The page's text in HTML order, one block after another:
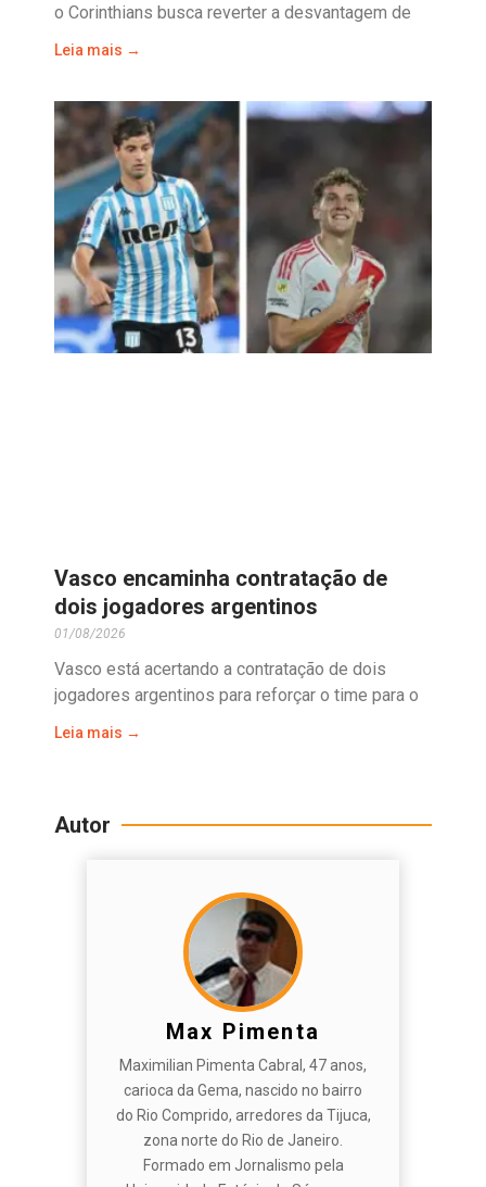
o Corinthians busca reverter a desvantagem de
Leia mais →
Vasco encaminha contratação de
dois jogadores argentinos
01/08/2026
Vasco está acertando a contratação de dois
jogadores argentinos para reforçar o time para o
Leia mais →
Autor
Max Pimenta
Maximilian Pimenta Cabral, 47 anos,
carioca da Gema, nascido no bairro
do Rio Comprido, arredores da Tijuca,
zona norte do Rio de Janeiro.
Formado em Jornalismo pela